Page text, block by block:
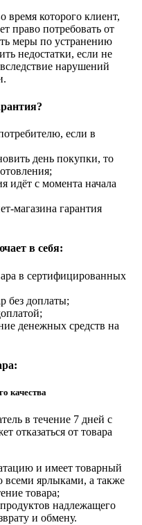
время которого клиент,
право потребовать от
меры по устранению
недостатки, если не
нарушений
если в
день покупки, то
идёт с момента начала
магазина гарантия
в себя:
в сертифицированных
без доплаты;
денежных средств на
качества
в течение 7 дней с
отказаться от товара
и имеет товарный
всеми ярлыками, а также
товара;
надлежащего
и обмену.